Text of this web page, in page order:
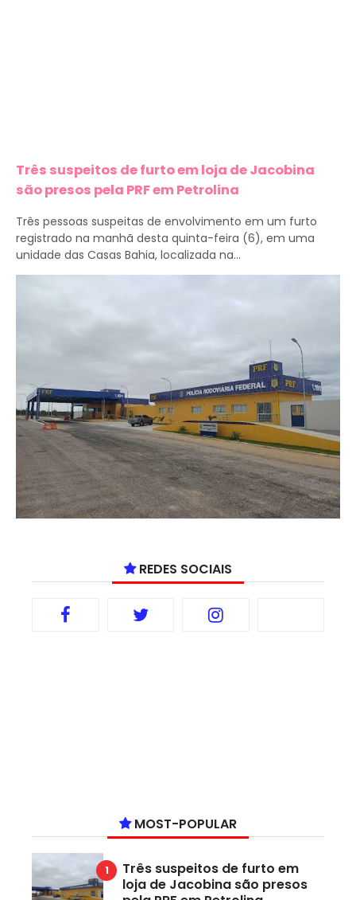
Três suspeitos de furto em loja de Jacobina
são presos pela PRF em Petrolina
Três pessoas suspeitas de envolvimento em um furto
registrado na manhã desta quinta-feira (6), em uma
unidade das Casas Bahia, localizada na...
REDES SOCIAIS
MOST-POPULAR
Três suspeitos de furto em
loja de Jacobina são presos